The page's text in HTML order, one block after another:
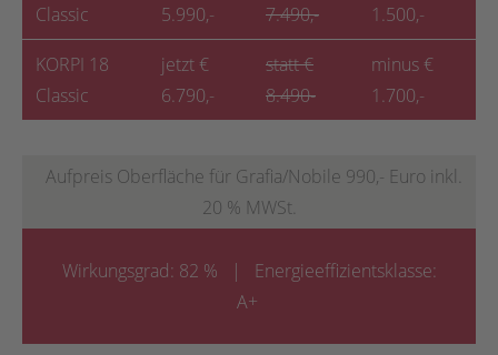
Classic
5.990,-
7.490,-
1.500,-
KORPI 18
Classic
jetzt €
6.790,-
statt €
8.490-
minus €
1.700,-
Aufpreis Oberfläche für Grafia/Nobile 990,- Euro inkl.
20 % MWSt.
Wirkungsgrad: 82 % | Energieeffizientsklasse:
A+